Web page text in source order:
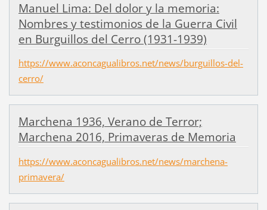
Manuel Lima: Del dolor y la memoria:
Nombres y testimonios de la Guerra Civil
en Burguillos del Cerro (1931-1939)
https://www.aconcagualibros.net/news/burguillos-del-
cerro/
Marchena 1936, Verano de Terror;
Marchena 2016, Primaveras de Memoria
https://www.aconcagualibros.net/news/marchena-
primavera/